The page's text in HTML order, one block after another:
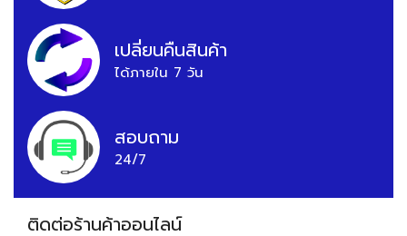
เปลี่ยนคืนสินค้า
ได้ภายใน 7 วัน
สอบถาม
24/7
ติดต่อร้านค้าออนไลน์